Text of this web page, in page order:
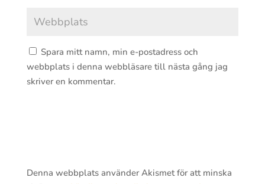
Spara mitt namn, min e-postadress och
webbplats i denna webbläsare till nästa gång jag
skriver en kommentar.
Denna webbplats använder Akismet för att minska